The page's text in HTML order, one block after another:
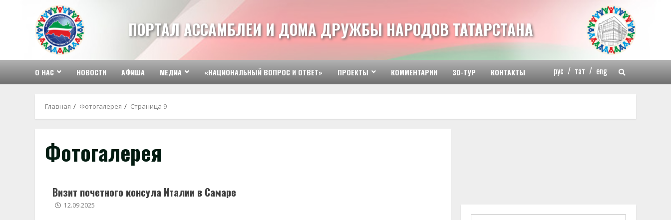
содержимому
ПОРТАЛ АССАМБЛЕИ И ДОМА ДРУЖБЫ НАРОДОВ ТАТАРСТАНА
О НАС НОВОСТИ АФИША МЕДИА «НАЦИОНАЛЬНЫЙ ВОПРОС И ОТВЕТ» ПРОЕКТЫ КОММЕНТАРИИ 3D-ТУР КОНТАКТЫ рус / тат / eng
Главная Фотогалерея Страница 9
Фотогалерея
Визит почетного консула Италии в Самаре
12.09.2025